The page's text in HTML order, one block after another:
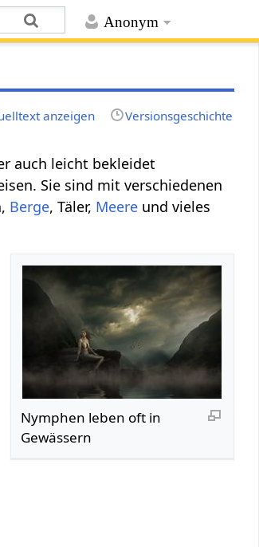
Anonym
anzeigen Versionsgeschichte
auch leicht bekleidet
Sie sind mit verschiedenen
Berge, Täler, Meere und vieles
Nymphen leben oft in
Gewässern